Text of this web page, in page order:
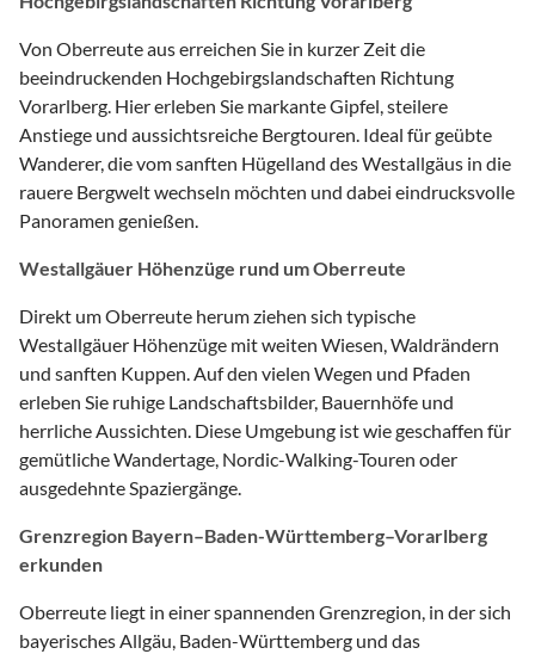
Von Oberreute aus erreichen Sie in kurzer Zeit die
beeindruckenden Hochgebirgslandschaften Richtung
Vorarlberg. Hier erleben Sie markante Gipfel, steilere
Anstiege und aussichtsreiche Bergtouren. Ideal für geübte
Wanderer, die vom sanften Hügelland des Westallgäus in die
rauere Bergwelt wechseln möchten und dabei eindrucksvolle
Panoramen genießen.
Westallgäuer Höhenzüge rund um Oberreute
Direkt um Oberreute herum ziehen sich typische
Westallgäuer Höhenzüge mit weiten Wiesen, Waldrändern
und sanften Kuppen. Auf den vielen Wegen und Pfaden
erleben Sie ruhige Landschaftsbilder, Bauernhöfe und
herrliche Aussichten. Diese Umgebung ist wie geschaffen für
gemütliche Wandertage, Nordic-Walking-Touren oder
ausgedehnte Spaziergänge.
Grenzregion Bayern–Baden-Württemberg–Vorarlberg
erkunden
Oberreute liegt in einer spannenden Grenzregion, in der sich
bayerisches Allgäu, Baden-Württemberg und das